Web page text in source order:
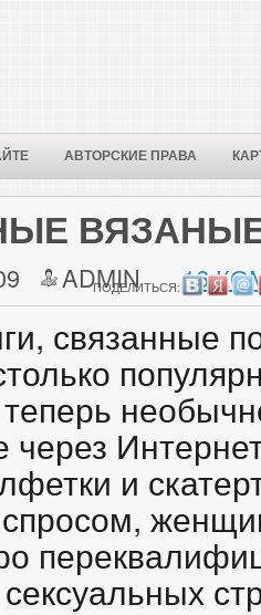
АВТОРСКИЕ ПРАВА
ADMIN 16
ПОДЕЛИТЬСЯ:
связанные
теперь
через
и
спросом,